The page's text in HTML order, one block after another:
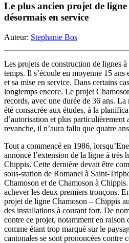
Le plus ancien projet de ligne
désormais en service
Auteur: Stephanie Bos
Les projets de construction de lignes
temps. Il s’écoule en moyenne 15 ans
et sa mise en service. Dans certains
longtemps encore. Le projet
records, avec une durée de 36 ans. La
été consacrée aux études, à la
d’autorisation et plus
revanche, il n’aura fallu que quatre
Tout a commencé en 1986,
annoncé l’extension de la ligne à très
Chippis. Cette dernière devait être
sous-station de Romanel à Saint-
Chamoson et de Chamoson à
achever les deux premiers tronçons.
projet de ligne Chamoson – Chippis
des installations à courant fort. De
contre ce projet, notamment en raison
comme étant trop marqué sur le
cantonales se sont prononcées contre